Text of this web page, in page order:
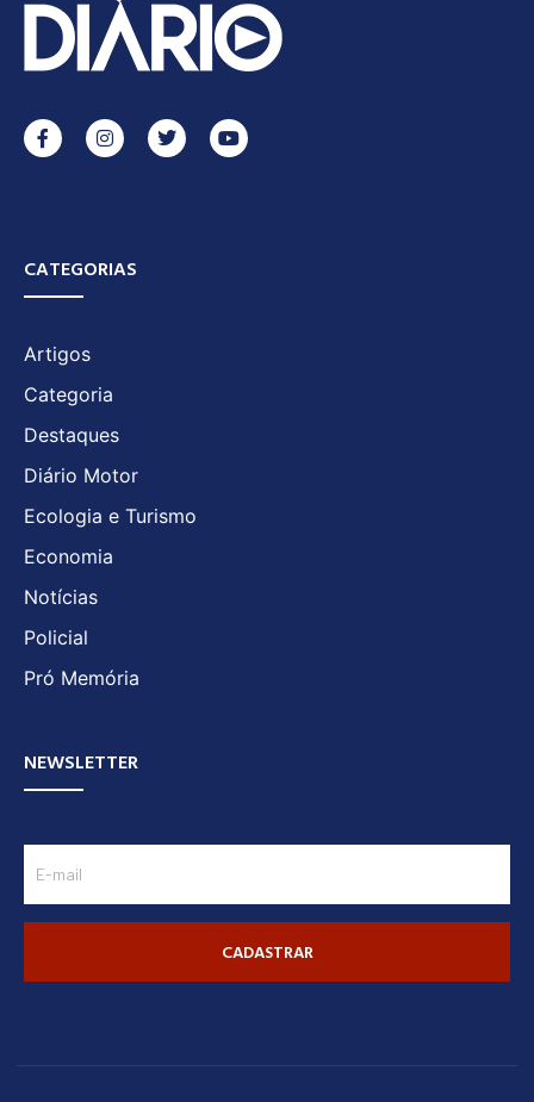
CATEGORIAS
Artigos
Categoria
Destaques
Diário Motor
Ecologia e Turismo
Economia
Notícias
Policial
Pró Memória
NEWSLETTER
CADASTRAR